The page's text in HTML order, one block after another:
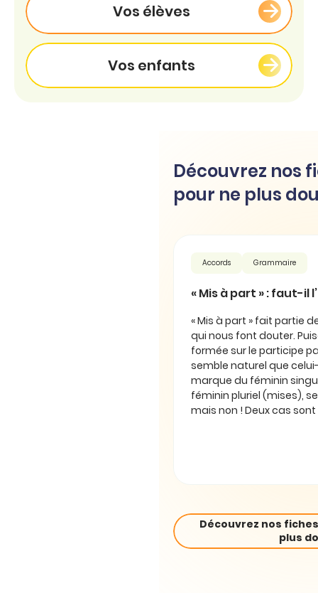
Vos élèves
Vos enfants
Découvrez nos
pour ne plus
Accords Grammaire
« Mis à part » : faut-il
« Mis à part » fait partie
qui nous font douter.
formée sur le participe
semble naturel que
marque du féminin
féminin pluriel (mises),
mais non ! Deux cas
Découvrez nos
plus